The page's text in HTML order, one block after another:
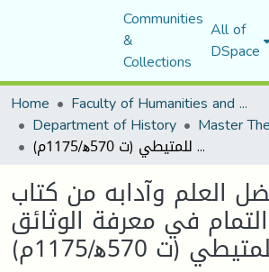
Communities
&
Collections
All of
DSpace
Home
Faculty of Humanities and Social Sciences
Department of History Master
باب فضل العلم وآدابه من كتاب النهاية والتمام في معرفة الوثائق والأحكام للمتيطي (ت 570ﻫ/1175م)
العلم وآدابه من كتاب
في معرفة الوثائق
(ت 570ﻫ/1175م)